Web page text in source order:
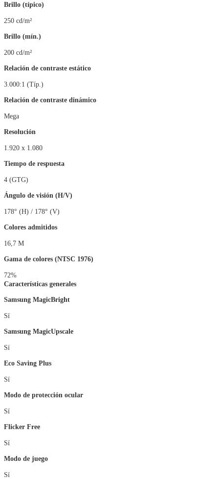
Brillo (típico)
250 cd/m²
Brillo (mín.)
200 cd/m²
Relación de contraste estático
3.000:1 (Típ.)
Relación de contraste dinámico
Mega
Resolución
1.920 x 1.080
Tiempo de respuesta
4 (GTG)
Ángulo de visión (H/V)
178° (H) / 178° (V)
Colores admitidos
16,7 M
Gama de colores (NTSC 1976)
72%
Características generales
Samsung MagicBright
Sí
Samsung MagicUpscale
Sí
Eco Saving Plus
Sí
Modo de protección ocular
Sí
Flicker Free
Sí
Modo de juego
Sí